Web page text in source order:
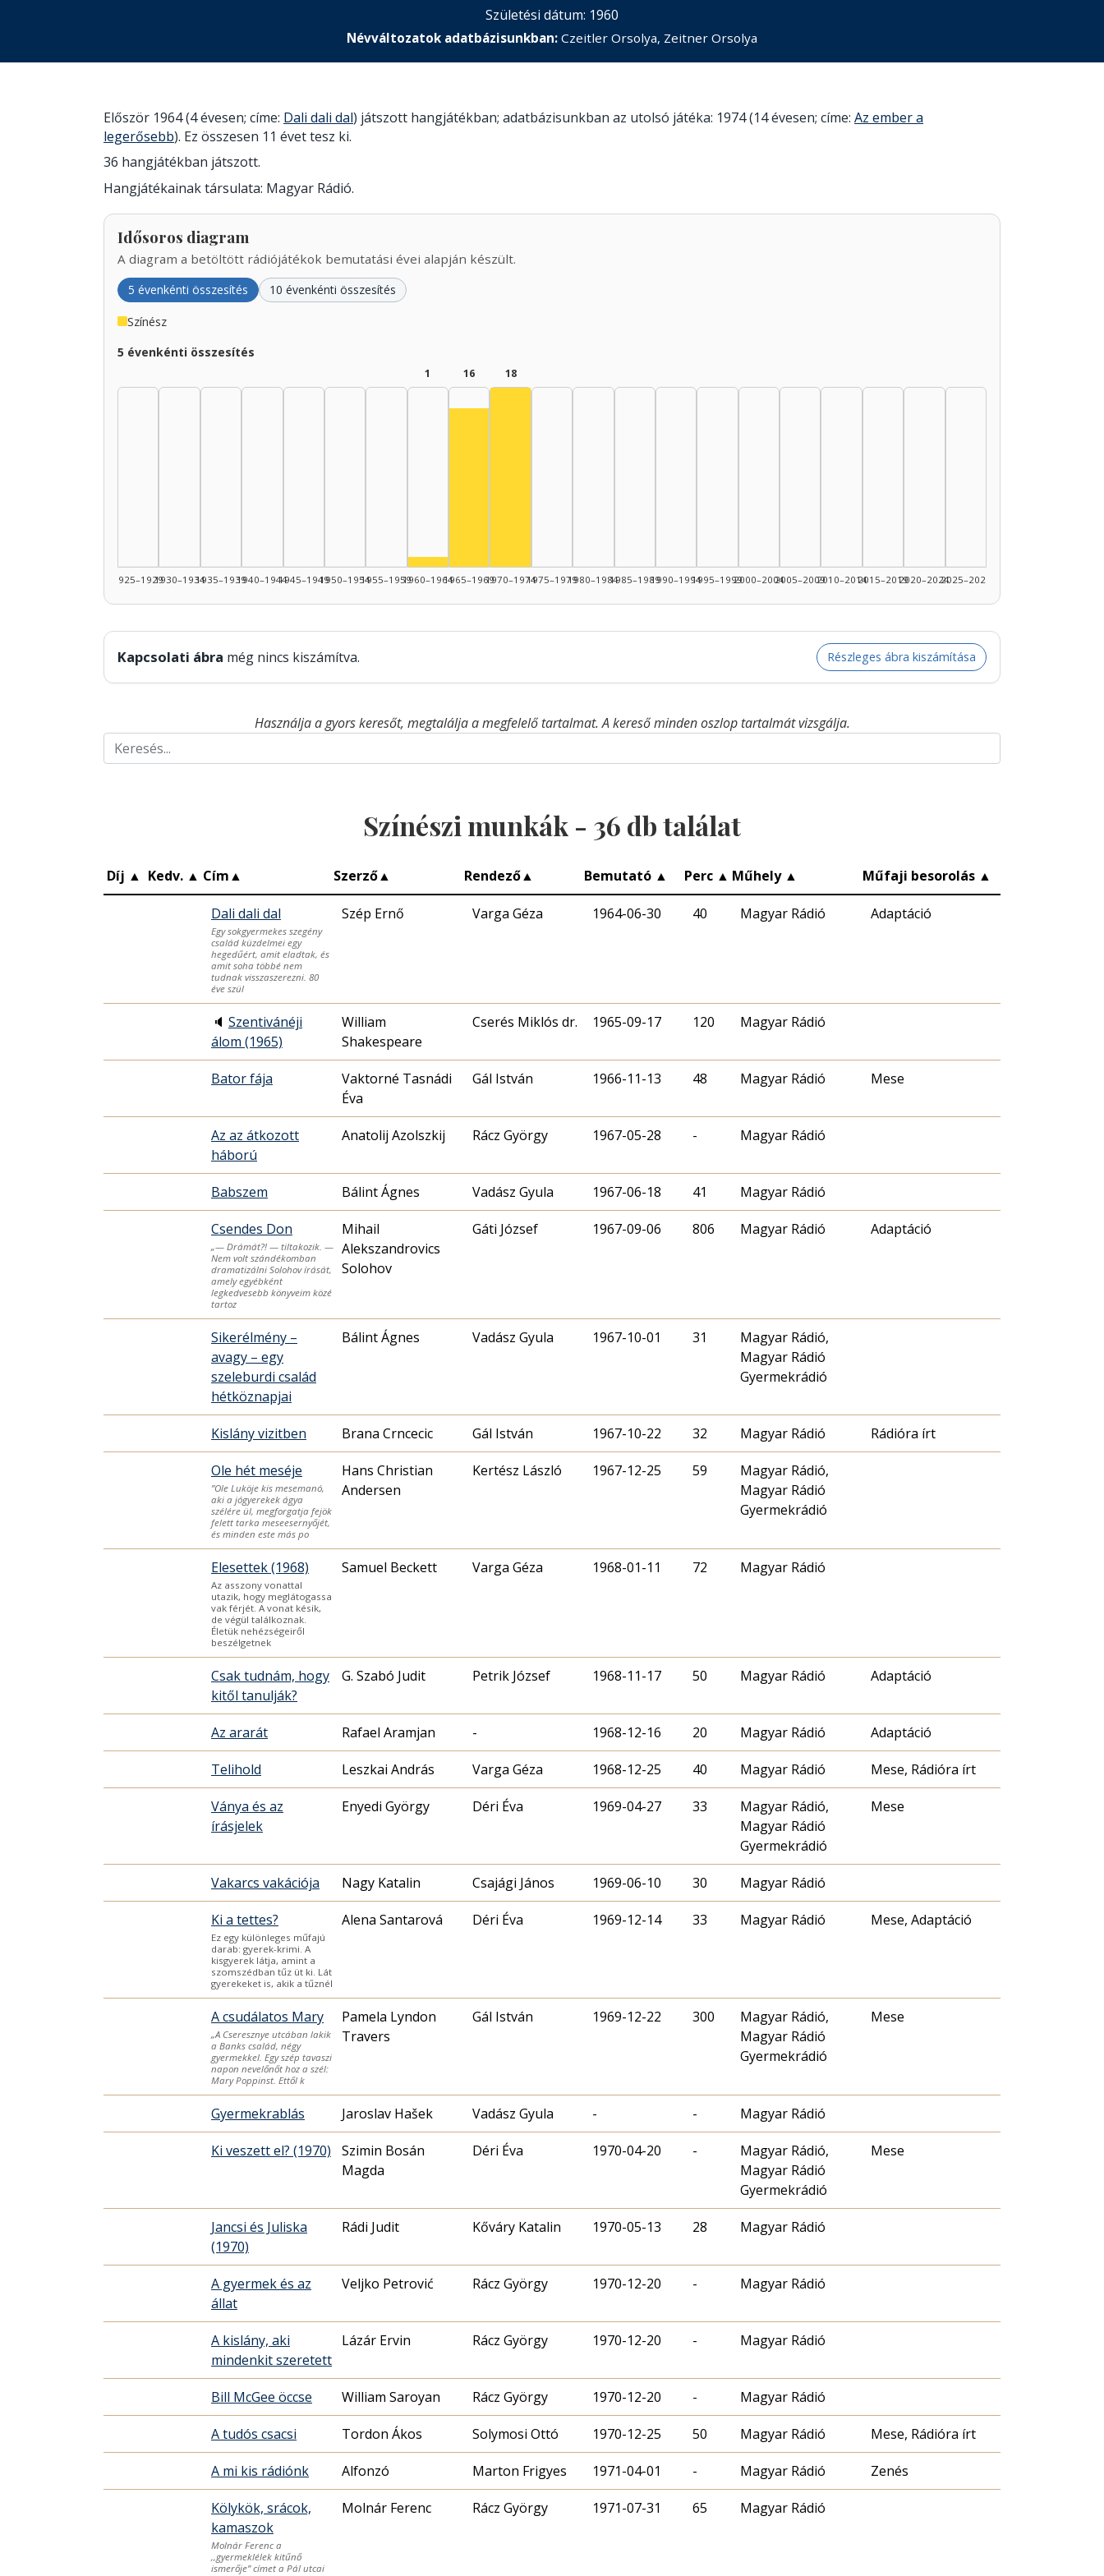
Születési dátum: 1960
Névváltozatok adatbázisunkban: Czeitler Orsolya, Zeitner Orsolya
Először 1964 (4 évesen; címe: Dali dali dal) játszott hangjátékban; adatbázisunkban az utolsó játéka: 1974 (14 évesen; címe: Az ember a
legerősebb). Ez összesen 11 évet tesz ki.
36 hangjátékban játszott.
Hangjátékainak társulata: Magyar Rádió.
Idősoros diagram
A diagram a betöltött rádiójátékok bemutatási évei alapján készült.
5 évenkénti összesítés 10 évenkénti összesítés
Színész
5 évenkénti összesítés
1925–19291930–19341935–19391940–19441945–19491950–19541955–1959
1
Színész, 1960–1964: 1
1960–1964
16
1965–1969
18
1970–19741975–19791980–19841985–19891990–19941995–19992000–20042005–20092010–20142015–20192020–20242025–2026
Kapcsolati ábra még nincs kiszámítva. Részleges ábra kiszámítása
Használja a gyors keresőt, megtalálja a megfelelő tartalmat. A kereső minden oszlop tartalmát vizsgálja.
Színészi munkák - 36 db találat
Díj ▲ Kedv. ▲ Cím▲ Szerző▲ Rendező▲ Bemutató ▲ Perc ▲ Műhely ▲ Műfaji besorolás ▲
Dali dali dal
Egy sokgyermekes szegény
család küzdelmei egy
hegedűért, amit eladtak, és
amit soha többé nem
tudnak visszaszerezni. 80
éve szül
Szép Ernő Varga Géza 1964-06-30 40 Magyar Rádió Adaptáció
🔈 Szentivánéji
álom (1965)
William
Shakespeare
Cserés Miklós dr. 1965-09-17 120 Magyar Rádió
Bator fája
Vaktorné Tasnádi
Éva
Gál István 1966-11-13 48 Magyar Rádió Mese
Az az átkozott
háború
Anatolij Azolszkij Rácz György 1967-05-28 - Magyar Rádió
Babszem Bálint Ágnes Vadász Gyula 1967-06-18 41 Magyar Rádió
Csendes Don
„— Drámát?! — tiltakozik. —
Nem volt szándékomban
dramatizálni Solohov írását,
amely egyébként
legkedvesebb könyveim közé
tartoz
Mihail
Alekszandrovics
Solohov
Gáti József 1967-09-06 806 Magyar Rádió Adaptáció
Sikerélmény –
avagy – egy
szeleburdi család
hétköznapjai
Bálint Ágnes Vadász Gyula 1967-10-01 31
Magyar Rádió,
Magyar Rádió
Gyermekrádió
Kislány vizitben Brana Crncecic Gál István 1967-10-22 32 Magyar Rádió Rádióra írt
Ole hét meséje
”Ole Luköje kis mesemanó,
aki a jógyerekek ágya
szélére ül, megforgatja fejök
felett tarka meseesernyőjét,
és minden este más po
Hans Christian
Andersen
Kertész László 1967-12-25 59
Magyar Rádió,
Magyar Rádió
Gyermekrádió
Elesettek (1968)
Az asszony vonattal
utazik, hogy meglátogassa
vak férjét. A vonat késik,
de végül találkoznak.
Életük nehézségeiről
beszélgetnek
Samuel Beckett Varga Géza 1968-01-11 72 Magyar Rádió
Csak tudnám, hogy
kitől tanulják?
G. Szabó Judit Petrik József 1968-11-17 50 Magyar Rádió Adaptáció
Az ararát Rafael Aramjan - 1968-12-16 20 Magyar Rádió Adaptáció
Telihold Leszkai András Varga Géza 1968-12-25 40 Magyar Rádió Mese, Rádióra írt
Ványa és az
írásjelek
Enyedi György Déri Éva 1969-04-27 33
Magyar Rádió,
Magyar Rádió
Gyermekrádió
Mese
Vakarcs vakációja Nagy Katalin Csajági János 1969-06-10 30 Magyar Rádió
Ki a tettes?
Ez egy különleges műfajú
darab: gyerek-krimi. A
kisgyerek látja, amint a
szomszédban tűz üt ki. Lát
gyerekeket is, akik a tűznél
Alena Santarová Déri Éva 1969-12-14 33 Magyar Rádió Mese, Adaptáció
A csudálatos Mary
„A Cseresznye utcában lakik
a Banks család, négy
gyermekkel. Egy szép tavaszi
napon nevelőnőt hoz a szél:
Mary Poppinst. Ettől k
Pamela Lyndon
Travers
Gál István 1969-12-22 300
Magyar Rádió,
Magyar Rádió
Gyermekrádió
Mese
Gyermekrablás Jaroslav Hašek Vadász Gyula - - Magyar Rádió
Ki veszett el? (1970)
Szimin Bosán
Magda
Déri Éva 1970-04-20 -
Magyar Rádió,
Magyar Rádió
Gyermekrádió
Mese
Jancsi és Juliska
(1970)
Rádi Judit Kőváry Katalin 1970-05-13 28 Magyar Rádió
A gyermek és az
állat
Veljko Petrović Rácz György 1970-12-20 - Magyar Rádió
A kislány, aki
mindenkit szeretett
Lázár Ervin Rácz György 1970-12-20 - Magyar Rádió
Bill McGee öccse William Saroyan Rácz György 1970-12-20 - Magyar Rádió
A tudós csacsi Tordon Ákos Solymosi Ottó 1970-12-25 50 Magyar Rádió Mese, Rádióra írt
A mi kis rádiónk Alfonzó Marton Frigyes 1971-04-01 - Magyar Rádió Zenés
Kölykök, srácok,
kamaszok
Molnár Ferenc a
,,gyermeklélek kitűnő
ismerője” címet a Pál utcai
Molnár Ferenc Rácz György 1971-07-31 65 Magyar Rádió